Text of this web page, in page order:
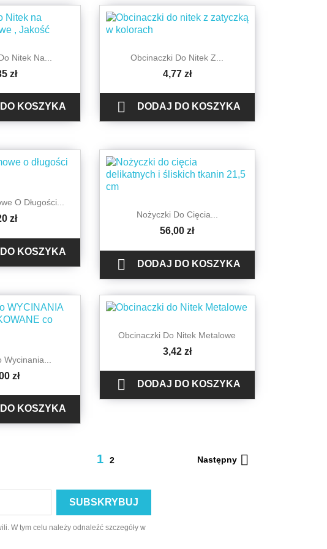
podgląd
Nitek Na...
zł
KOSZYKA
 Szybki podgląd
Obcinaczki Do Nitek Z...
4,77 zł
 DODAJ DO KOSZYKA
podgląd
O Długości...
zł
KOSZYKA
 Szybki podgląd
Nożyczki Do Cięcia...
56,00 zł
 DODAJ DO KOSZYKA
podgląd
zł
KOSZYKA
 Szybki podgląd
Obcinaczki Do Nitek Metalowe
3,42 zł
 DODAJ DO KOSZYKA
12 Następny 
W tym celu należy odnaleźć szczegóły w